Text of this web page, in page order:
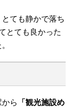
ても静かで落ち
とても良かった
ら
「観光施設め